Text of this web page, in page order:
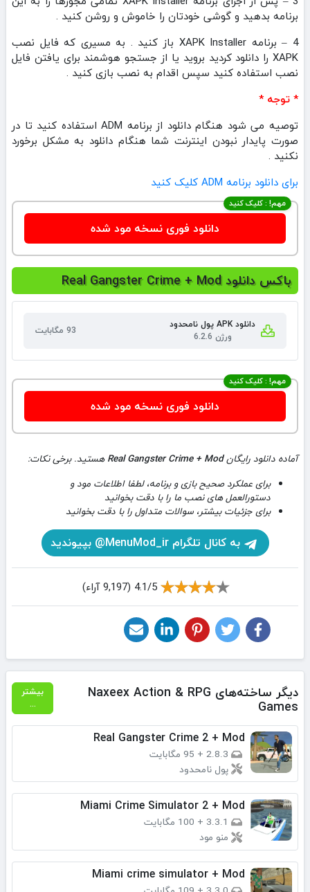
برنامه بدهید و گوشی خودتان را خاموش و روشن کنید .
4 – برنامه XAPK Installer باز کنید . به مسیری که فایل نصب
XAPK را دانلود کردید بروید یا از جستجو هوشمند برای یافتن فایل
نصب استفاده کنید سپس اقدام به نصب بازی کنید .
* توجه *
توصیه می شود هنگام دانلود از برنامه ADM استفاده کنید تا در
صورت پایدار نبودن اینترنت شما هنگام دانلود به مشکل برخورد
نکنید .
برای دانلود برنامه ADM کلیک کنید
مهم! : کلیک کنید
دانلود فوری نسخه مود شده
باکس دانلود Real Gangster Crime + Mod
دانلود APK پول نامحدود
ورژن 6.2.6
93 مگابایت
مهم! : کلیک کنید
دانلود فوری نسخه مود شده
آماده دانلود رایگانReal Gangster Crime + Mod هستید. برخی نکات:
برای عملکرد صحیح بازی و برنامه، لطفا اطلاعات مود و
دستورالعمل های نصب ما را با دقت بخوانید
برای جزئیات بیشتر، سوالات متداول را با دقت بخوانید
به کانال تلگرام MenuMod_ir@ بپیوندید
4.1/5 (9,197 آراء)
دیگر ساخته‌های Naxeex Action & RPG
Games
بیشتر
...
Real Gangster Crime 2 + Mod
2.8.3
+ 95 مگابایت
پول نامحدود
Miami Crime Simulator 2 + Mod
3.3.1
+ 100 مگابایت
منو مود
Miami crime simulator + Mod